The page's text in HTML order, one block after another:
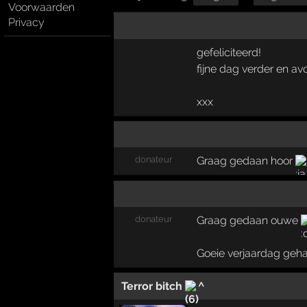
Voorwaarden
Privacy
gefeliciteerd!
fijne dag verder en
xxx
donateur Graag gedaan hoor
donateur Graag gedaan ouwe
Goeie verjaardag
Terror bitch ^